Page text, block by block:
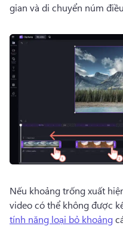
gian và di chuyển núm
Nếu khoảng trống xuất
video có thể không được
tính năng loại bỏ khoảng